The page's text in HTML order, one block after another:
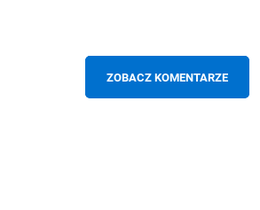
ZOBACZ KOMENTARZE